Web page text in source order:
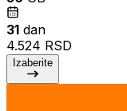
31 dan
4.524 RSD
Izaberite